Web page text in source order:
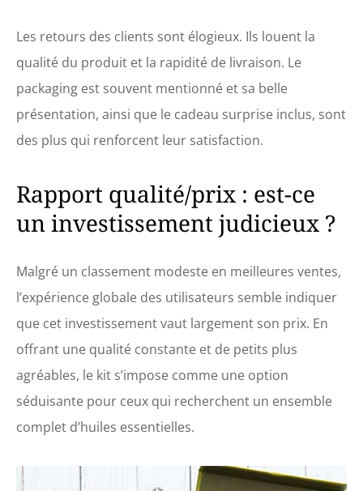
Les retours des clients sont élogieux. Ils louent la
qualité du produit et la rapidité de livraison. Le
packaging est souvent mentionné et sa belle
présentation, ainsi que le cadeau surprise inclus, sont
des plus qui renforcent leur satisfaction.
Rapport qualité/prix : est-ce
un investissement judicieux ?
Malgré un classement modeste en meilleures ventes,
l’expérience globale des utilisateurs semble indiquer
que cet investissement vaut largement son prix. En
offrant une qualité constante et de petits plus
agréables, le kit s’impose comme une option
séduisante pour ceux qui recherchent un ensemble
complet d’huiles essentielles.